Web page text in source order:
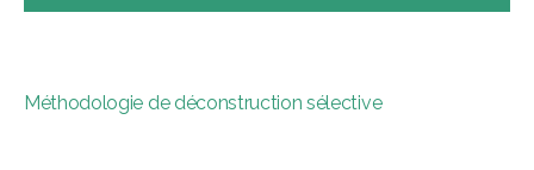
Méthodologie de déconstruction sélective